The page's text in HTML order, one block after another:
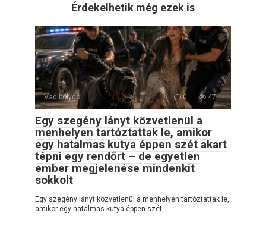
Érdekelhetik még ezek is
Vad bolygó 0 47
Egy szegény lányt közvetlenül a
menhelyen tartóztattak le, amikor
egy hatalmas kutya éppen szét akart
tépni egy rendőrt – de egyetlen
ember megjelenése mindenkit
sokkolt
Egy szegény lányt közvetlenül a menhelyen tartóztattak le,
amikor egy hatalmas kutya éppen szét